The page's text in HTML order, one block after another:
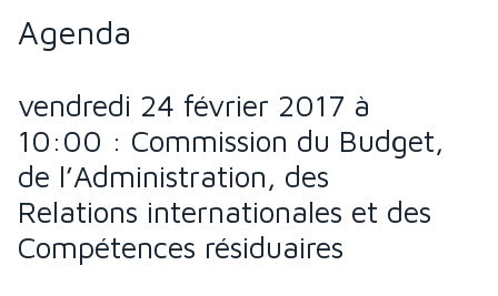
Agenda
vendredi 24 février 2017 à
10:00 : Commission du Budget,
de l’Administration, des
Relations internationales et des
Compétences résiduaires